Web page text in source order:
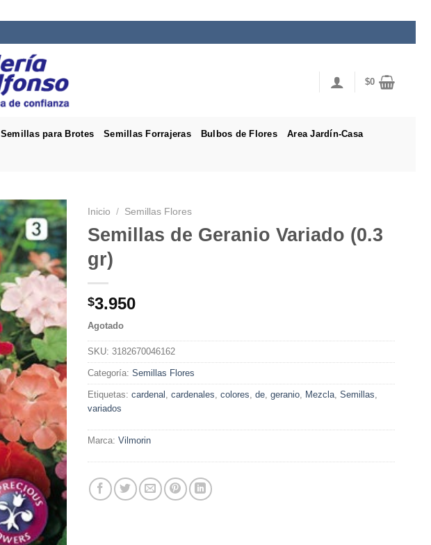
$0
Semillas para Brotes Semillas Forrajeras Bulbos de Flores Area Jardín-Casa
Inicio / Semillas Flores
Semillas de Geranio Variado (0.3
gr)
$3.950
Agotado
SKU: 3182670046162
Categoría: Semillas Flores
Etiquetas: cardenal cardenales colores de geranio Mezcla Semillas
variados
Marca: Vilmorin